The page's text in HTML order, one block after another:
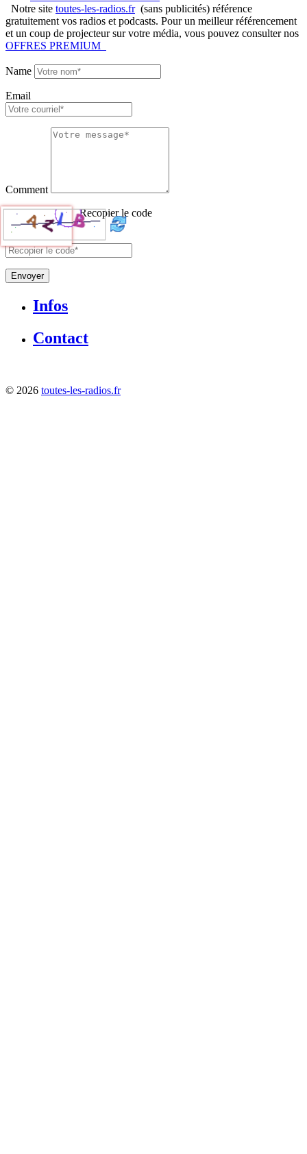
Notre site toutes-les-radios.fr(sans publicités) référence
gratuitement vos radios et podcasts. Pour un meilleur référencement
et un coup de projecteur sur votre média, vous pouvez consulter nos
OFFRES PREMIUM
Name
Email
Comment
Recopier le code
Envoyer
Infos
Contact
© 2026 toutes-les-radios.fr